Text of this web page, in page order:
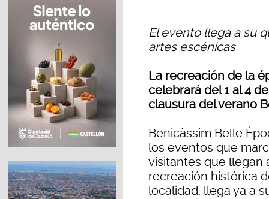
El evento llega a su
artes escénicas
La recreación de la
celebrará del 1 al 4
clausura del verano
Benicàssim Belle
los eventos que
visitantes que llegan
recreación histórica
localidad, llega ya a